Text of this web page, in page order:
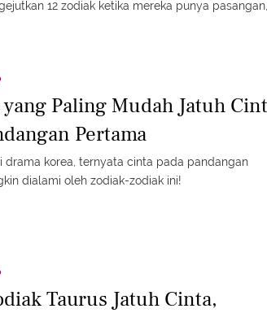
12 zodiak ketika mereka punya pasangan,
Paling Mudah Jatuh
Pertama
drama korea, ternyata cinta pada pandangan
dialami oleh zodiak-zodiak ini!
Taurus Jatuh Cinta,